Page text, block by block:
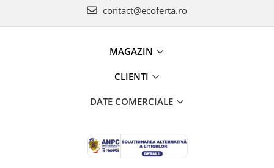
contact@ecoferta.ro
MAGAZIN
CLIENTI
DATE COMERCIALE